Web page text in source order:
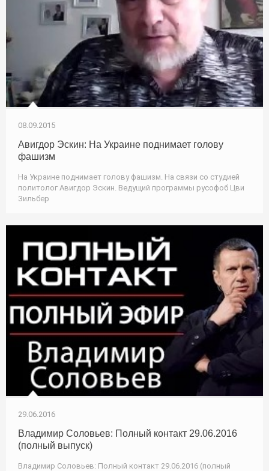
08.09.2015
Авигдор Эскин: На Украине поднимает голову
фашизм
На Украине поднимает голову фашизм. На связи со студией
политолог Авигдор Эскин. Ведущий программы русофоб Цви
Зильбер
29.06.2016
Владимир Соловьев: Полный контакт 29.06.2016
(полный выпуск)
Владимир Соловьев: Полный контакт 29.06.2016 (полный